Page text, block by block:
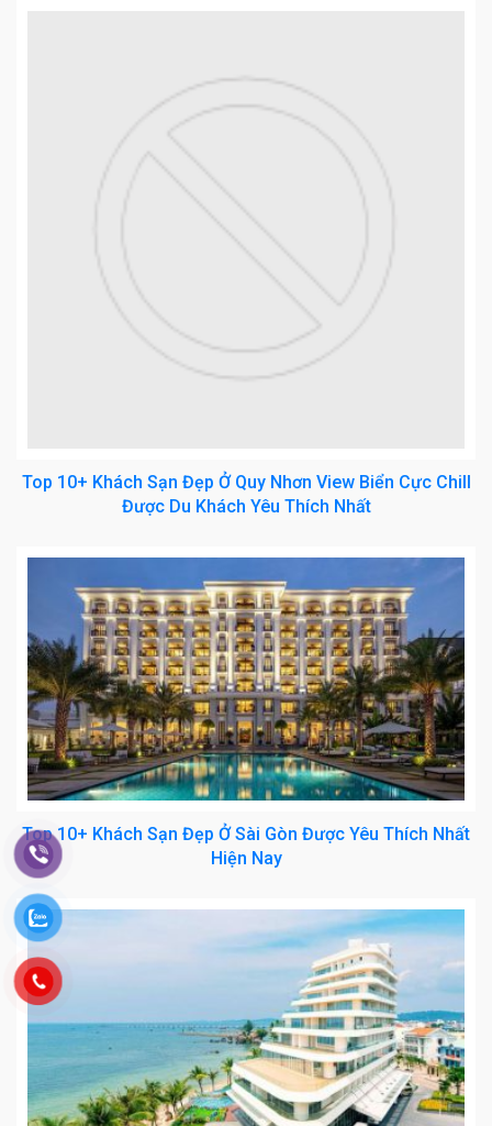
Top 10+ Khách Sạn Đẹp Ở Quy Nhơn View Biển Cực Chill
Được Du Khách Yêu Thích Nhất
Top 10+ Khách Sạn Đẹp Ở Sài Gòn Được Yêu Thích Nhất
Hiện Nay